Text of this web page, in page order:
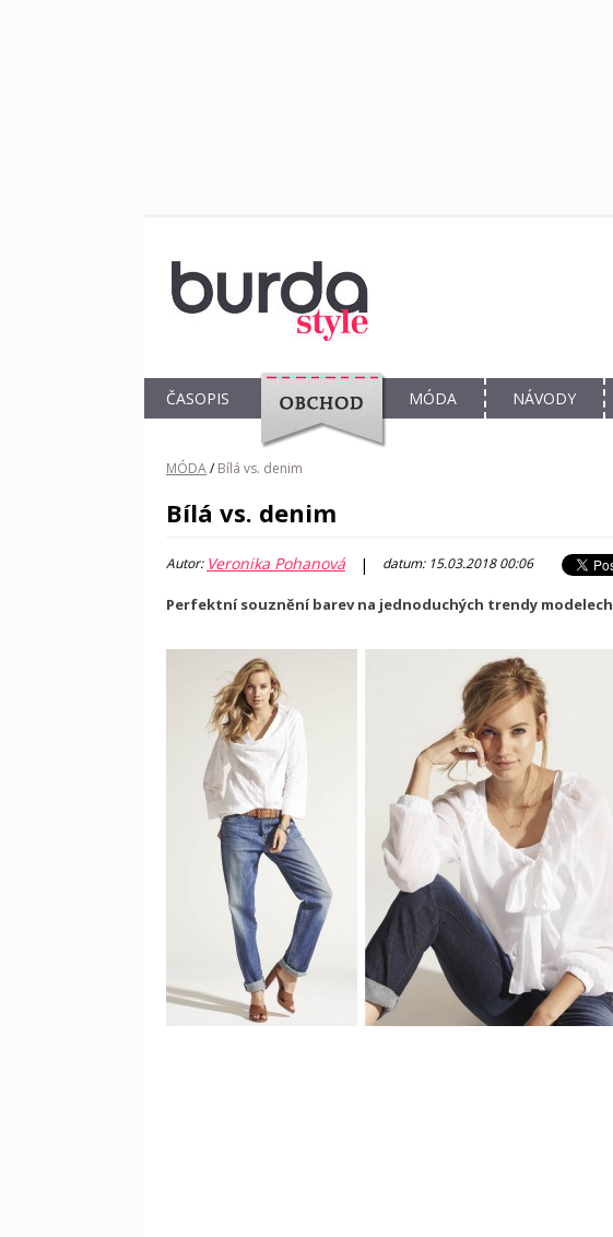
ČASOPIS
OBCHOD
MÓDA NÁVODY
MÓDA/ Bílá vs. denim
Bílá vs. denim
Autor: Veronika Pohanová | datum: 15.03.2018 00:06
Perfektní souznění barev na jednoduchých trendy modelech